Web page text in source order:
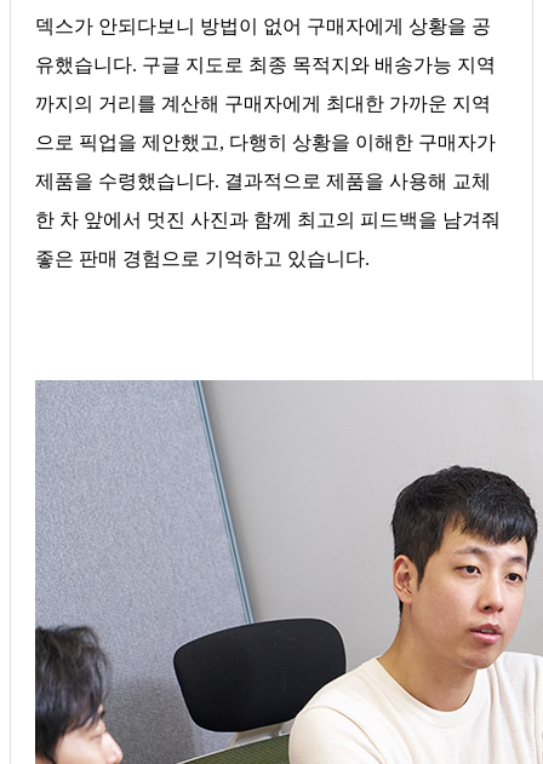
덱스가 안되다보니 방법이 없어 구매자에게 상황을 공
유했습니다. 구글 지도로 최종 목적지와 배송가능 지역
까지의 거리를 계산해 구매자에게 최대한 가까운 지역
으로 픽업을 제안했고, 다행히 상황을 이해한 구매자가
제품을 수령했습니다. 결과적으로 제품을 사용해 교체
한 차 앞에서 멋진 사진과 함께 최고의 피드백을 남겨줘
좋은 판매 경험으로 기억하고 있습니다.